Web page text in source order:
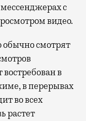
с
видео.
обычно смотрят
в
в перерывах
во всех
растет